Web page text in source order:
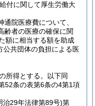
付に関して厚生労働大
院医療費について、
齢者の医療の確保に関
額に相当する額を助成
公共団体の負担による医
所得とする。以下同
52条の表第6条の4第1項
治29年法律第89号)第